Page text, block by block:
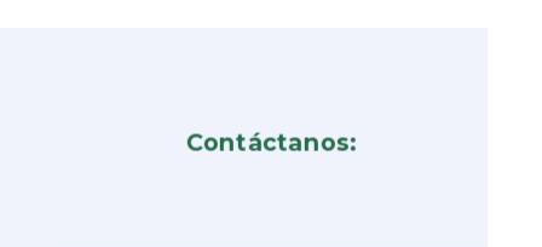
Contáctanos: